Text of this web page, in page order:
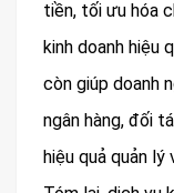
tiền, tối ưu hóa
kinh doanh hiệu
còn giúp doanh
ngân hàng, đối
hiệu quả quản lý